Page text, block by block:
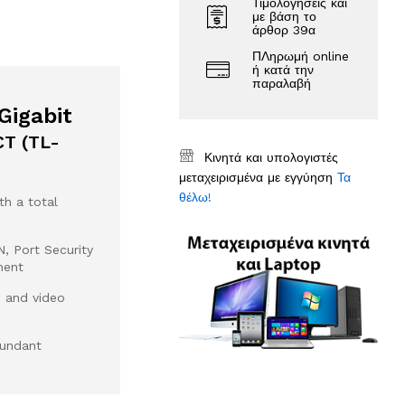
(TL-
a total
Port Security
and video
με βάση το
άρθορ 39α
ΠΛηρωμή online
ή κατά την
παραλαβή
Κινητά και υπολογιστές
μεταχειρισμένα με εγγύησηΤα
θέλω!